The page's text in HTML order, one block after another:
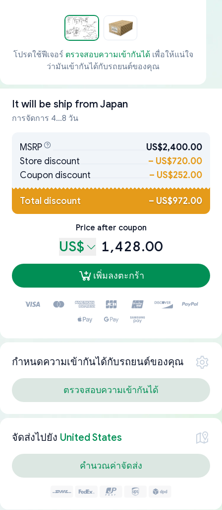
โปรดใช้ฟีเจอร์ ตรวจสอบความเข้ากันได้เพื่อให้แน่ใจ
ว่ามันเข้ากันได้กับรถยนต์ของคุณ
It will be ship from Japan
การจัดการ 4...8 วัน
MSRP
US$2,400.00
Store discount
– US$720.00
Coupon discount
– US$252.00
Total discount – US$972.00
Price after coupon
US$ 1,428.00
เพิ่มลงตะกร้า
กำหนดความเข้ากันได้กับรถยนต์ของคุณ
ตรวจสอบความเข้ากันได้
จัดส่งไปยัง United States
คำนวณค่าจัดส่ง